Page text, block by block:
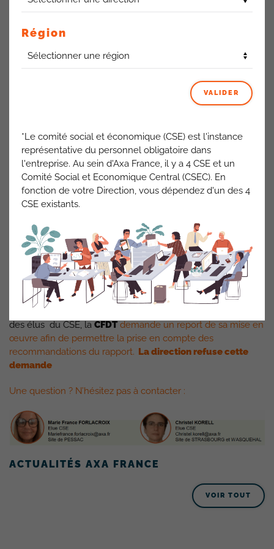
L’expertise souligne une mise en œuvre anticipée du
L’absence d’étude d’impact des risques est un
conditions de travail actuelles et futures permettrait de
dispose en interne d’une équipe spécialisée en prévention.
Concernant l’organisation, le projet prévoit un transfert
progressif de l’activité par lots de garanties. Ces modalités
visent à accompagner les salariés en leur proposant des
offres de repositionnement, mais la gestion simultanée de la
décroissance d’activité et du repositionnement constitue
LaCFDT refuse de se laisser duper par une logique
purement rentable, au détriment des salariés français
engagés dans leur métier.
Consciente que la direction ne reculera pas face à ce projet
malgré le rapport d’expertise critique et l’avis défavorable
des élus du CSE, la CFDT demande un report de sa mise en
œuvre afin de permettre la prise en compte des
recommandations du rapport. La direction refuse cette
demande
Une question ? N’hésitez pas à contacter :
ACTUALITÉS AXA FRANCE
VOIR TOUT
Région
VALIDER
*Le comité social et économique (CSE) est l'instance
représentative du personnel obligatoire dans
l'entreprise. Au sein d'Axa France, il y a 4 CSE et un
Comité Social et Economique Central (CSEC). En
fonction de votre Direction, vous dépendez d'un des 4
CSE existants.